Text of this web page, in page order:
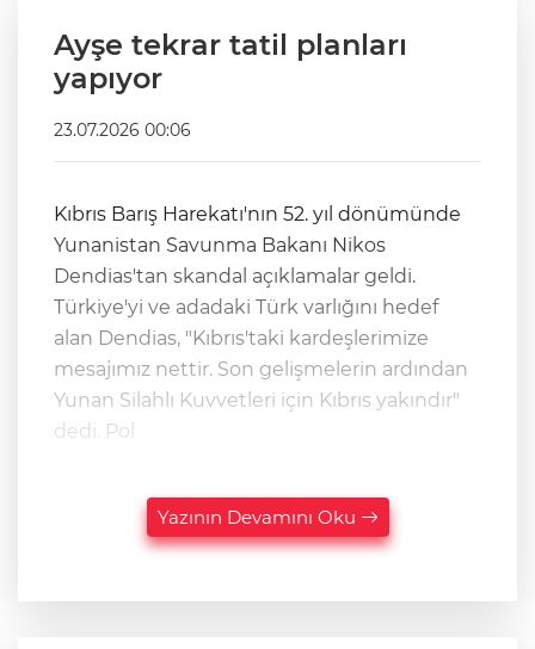
Ayşe tekrar tatil planları
yapıyor
23.07.2026 00:06
Kıbrıs Barış Harekatı'nın 52. yıl dönümünde
Yunanistan Savunma Bakanı Nikos
Dendias'tan skandal açıklamalar geldi.
Türkiye'yi ve adadaki Türk varlığını hedef
alan Dendias, "Kıbrıs'taki kardeşlerimize
mesajımız nettir. Son gelişmelerin ardından
Yunan Silahlı Kuvvetleri için Kıbrıs yakındır"
dedi. Pol
Yazının Devamını Oku